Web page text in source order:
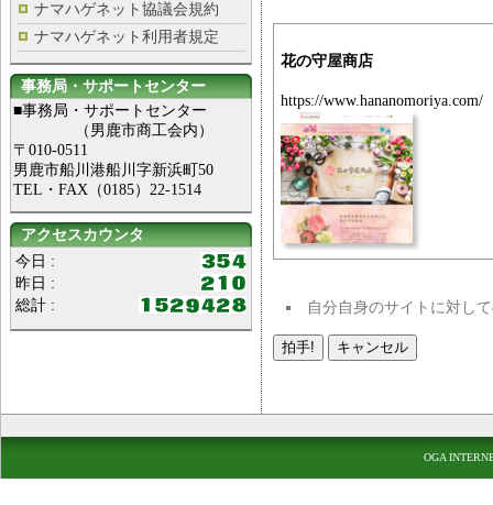
ナマハゲネット協議会規約
ナマハゲネット利用者規定
事務局・サポートセンター
■事務局・サポートセンター
（男鹿市商工会内）
〒010-0511
男鹿市船川港船川字新浜町50
TEL・FAX（0185）22-1514
アクセスカウンタ
今日 :
昨日 :
総計 :
花の守屋商店
https://www.hananomoriya.com/
自分自身のサイトに対し
OGA